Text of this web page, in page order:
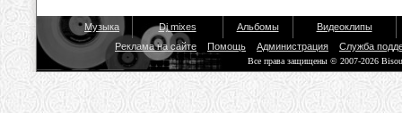
Музыка Dj mixes Альбомы
Видеоклипы
Реклама на сайте
Помощь Администрация Служба
Все права защищены © 2007-2026